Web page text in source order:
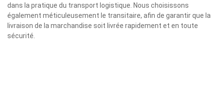
dans la pratique du transport logistique. Nous choisissons
également méticuleusement le transitaire, afin de garantir que la
livraison de la marchandise soit livrée rapidement et en toute
sécurité.